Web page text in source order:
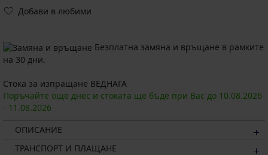
Добави в любими
Безплатна замяна и връщане в рамките
на 30 дни.
Стока за изпращане ВЕДНАГА
Поръчайте още днес и стоката ще бъде при Вас до 10.08.2026
- 11.08.2026
ОПИСАНИЕ
ТРАНСПОРТ И ПЛАЩАНЕ